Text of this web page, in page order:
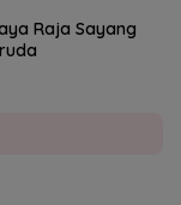
Raja Sayang